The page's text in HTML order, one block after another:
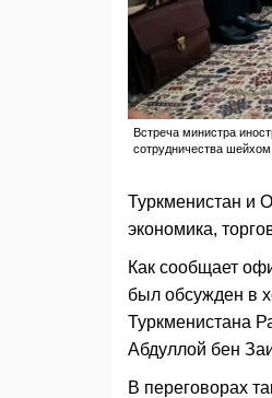
Встреча министра
сотрудничества
Туркменистан и
экономика,
Как сообщает
был обсужден в
Туркменистана
Абдуллой бен
В переговорах